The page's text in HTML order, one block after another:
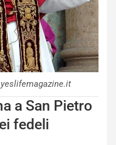
a San Pietro
fedeli